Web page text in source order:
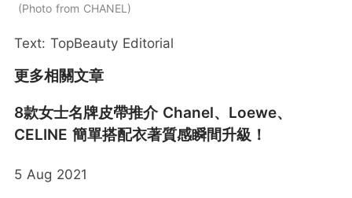
Photo from CHANEL
Text: TopBeauty Editorial
更多相關文章
8款女士名牌皮帶推介 Chanel、Loewe、
CELINE 簡單搭配衣著質感瞬間升級！
5 Aug 2021